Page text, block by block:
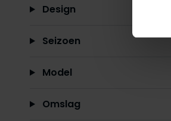
Design
Seizoen
Model
Omslag